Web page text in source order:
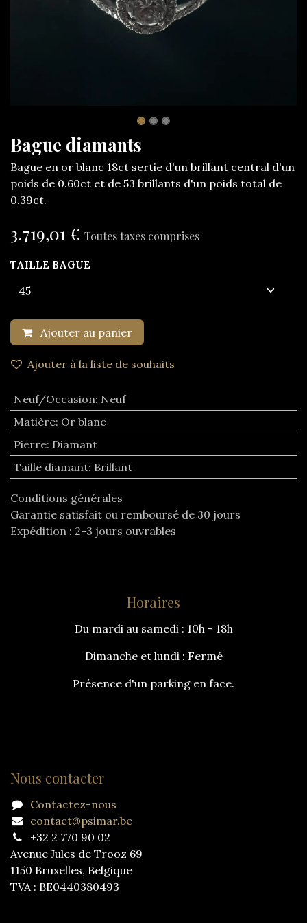
Bague diamants
Bague en or blanc 18ct sertie d'un brillant central d'un
poids de 0.60ct et de 53 brillants d'un poids total de
0.39ct.
3.719,01 € Toutes taxes comprises
TAILLE BAGUE
Ajouter au panier
Ajouter à la liste de souhaits
Neuf/Occasion: Neuf
Matière: Or blanc
Pierre: Diamant
Taille diamant: Brillant
Conditions générales
Garantie satisfait ou remboursé de 30 jours
Expédition : 2-3 jours ouvrables
Horaires
Du mardi au samedi : 10h - 18h
Dimanche et lundi : Fermé
Présence d'un parking en face.
Nous contacter
Contactez-nous
contact@psimar.be
+32 2 770 90 02
Avenue Jules de Trooz 69
1150 Bruxelles, Belgique
TVA : BE0440380493